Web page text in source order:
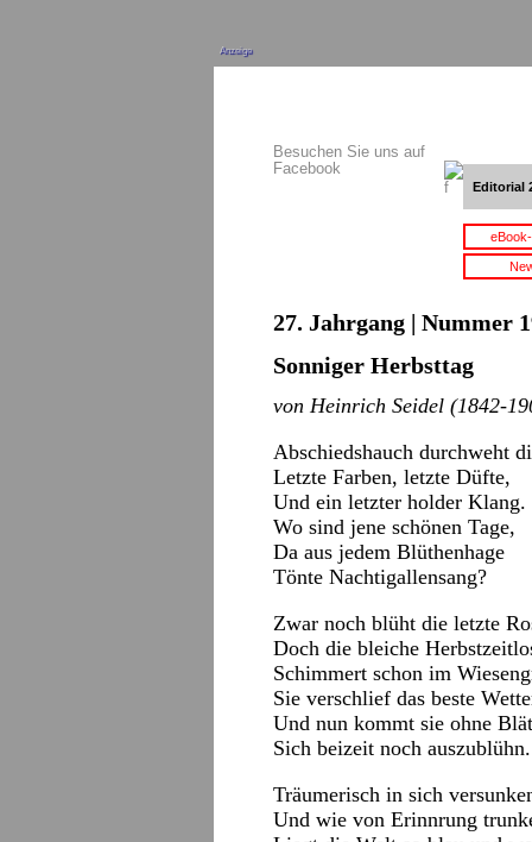
Anzeige
Besuchen Sie uns auf
Facebook
Editorial
27. Jahrgang | Nummer
Sonniger Herbsttag
von Heinrich Seidel (1842-
Abschiedshauch durchweht
Letzte Farben, letzte Düfte,
Und ein letzter holder Klang.
Wo sind jene schönen Tage,
Da aus jedem Blüthenhage
Tönte Nachtigallensang?
Zwar noch blüht die letzte
Doch die bleiche
Schimmert schon im
Sie verschlief das beste
Und nun kommt sie ohne
Sich beizeit noch auszublühn.
Träumerisch in sich
Und wie von Erinnrung